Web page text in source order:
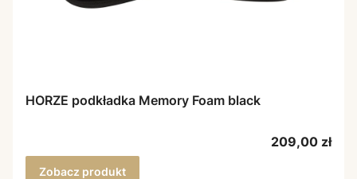
HORZE podkładka Memory Foam black
Cena
209,00 zł
Zobacz produkt